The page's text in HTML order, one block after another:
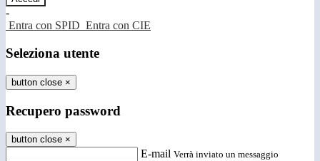
-
Entra con SPID Entra con CIE
Seleziona utente
button close ×
Recupero password
button close ×
E-mail Verrà inviato un messaggio